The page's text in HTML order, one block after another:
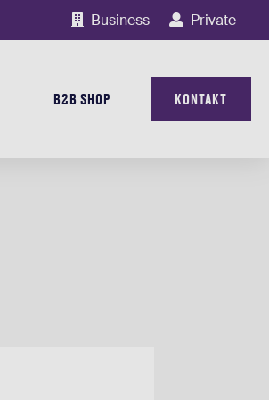
Business Private
B2B SHOP KONTAKT